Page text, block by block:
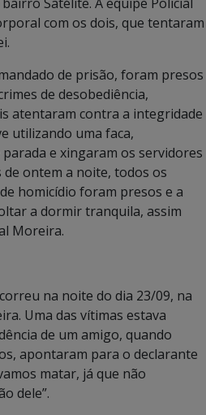
com os dois, que tentaram
de prisão, foram presos
de desobediência,
atentaram contra a integridade
utilizando uma faca,
e xingaram os servidores
de ontem a noite, todos os
homicídio foram presos e a
a dormir tranquila, assim
Moreira.
na noite do dia 23/09, na
Uma das vítimas estava
de um amigo, quando
apontaram para o declarante
matar, já que não
dele”.